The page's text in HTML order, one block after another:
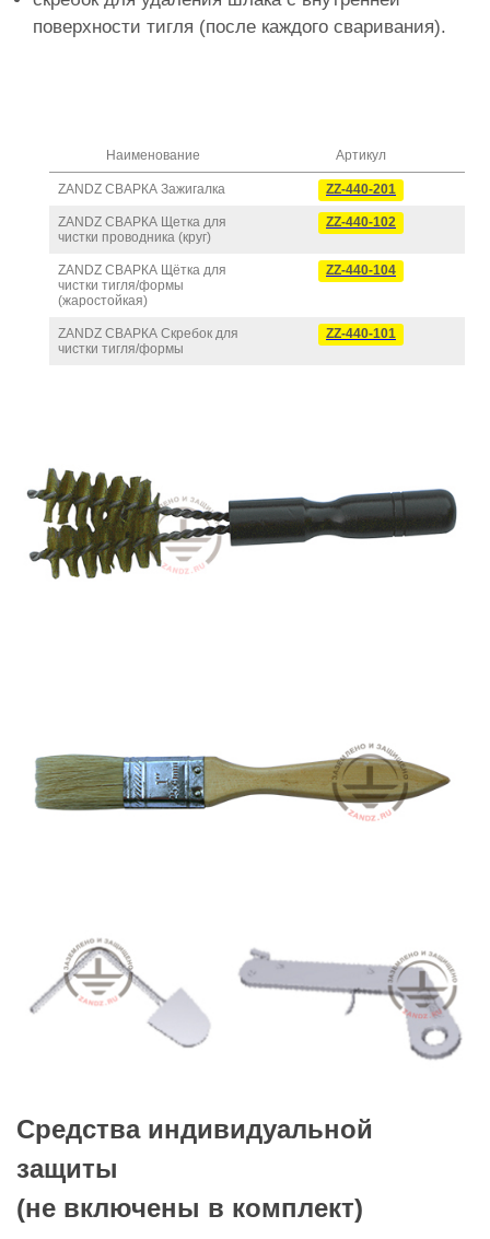
поверхности тигля (после каждого сваривания).
Наименование Артикул
ZANDZ СВАРКА Зажигалка ZZ-440-201
ZANDZ СВАРКА Щетка для
чистки проводника (круг)
ZZ-440-102
ZANDZ СВАРКА Щётка для
чистки тигля/формы
(жаростойкая)
ZZ-440-104
ZANDZ СВАРКА Скребок для
чистки тигля/формы
ZZ-440-101
Средства индивидуальной
защиты
(не включены в комплект)